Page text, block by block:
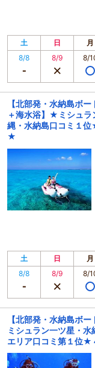
土 日 月
8/8
8/9 8/
【北部発・水納島ボ
＋海水浴】★ミシュ
縄・水納島口コミ１
★
土 日 月
8/8
8/9 8/
【北部発・水納島ボ
ミシュラン一ツ星・
エリア口コミ第１位